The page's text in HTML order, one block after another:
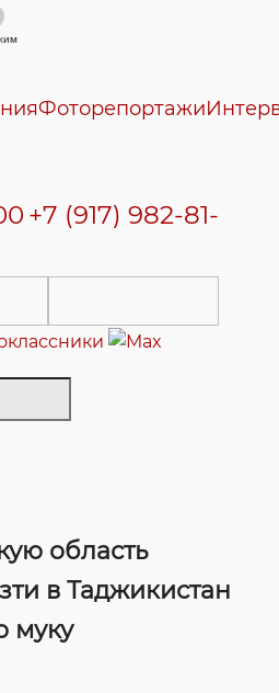
Фоторепортажи
+7 (917) 982-81-
область
в Таджикистан
муку